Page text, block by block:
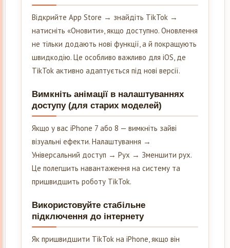
Відкрийте App Store → знайдіть TikTok →
натисніть «Оновити», якщо доступно. Оновлення
не тільки додають нові функції, а й покращують
швидкодію. Це особливо важливо для iOS, де
TikTok активно адаптується під нові версії.
Вимкніть анімації в налаштуваннях
доступу (для старих моделей)
Якщо у вас iPhone 7 або 8 — вимкніть зайві
візуальні ефекти. Налаштування →
Універсальний доступ → Рух → Зменшити рух.
Це полегшить навантаження на систему та
пришвидшить роботу TikTok.
Використовуйте стабільне
підключення до інтернету
Як пришвидшити TikTok на iPhone, якщо він